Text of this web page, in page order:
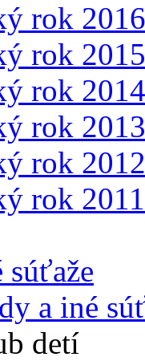
rok
rok
rok
rok
rok
rok
súťaže
a iné
detí